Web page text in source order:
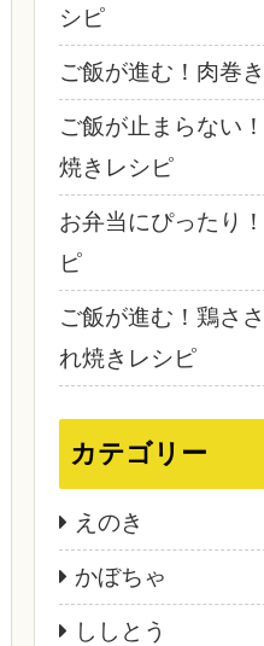
シピ
ご飯が進む！肉巻
ご飯が止まらない
焼きレシピ
お弁当にぴったり
ピ
ご飯が進む！鶏さ
れ焼きレシピ
カテゴリー
えのき
かぼちゃ
ししとう